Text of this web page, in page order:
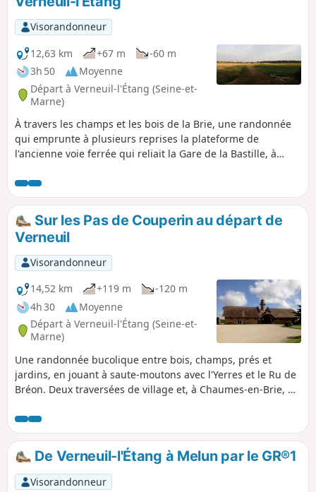
Visorandonneur
12,63 km
+67 m
-60 m
3h 50
Moyenne
Départ à Verneuil-l'Étang (Seine-et-
Marne)
À travers les champs et les bois de la Brie, une randonnée
qui emprunte à plusieurs reprises la plateforme de
l'ancienne voie ferrée qui reliait la Gare de la Bastille, à
Sur les Pas de Couperin au départ de
Verneuil
Visorandonneur
14,52 km
+119 m
-120 m
4h 30
Moyenne
Départ à Verneuil-l'Étang (Seine-et-
Marne)
Une randonnée bucolique entre bois, champs, prés et
jardins, en jouant à saute-moutons avec l'Yerres et le Ru de
Bréon. Deux traversées de village et, à Chaumes-en-Brie, un
qu'une ferme à l'architecture étonnante en plein cœur de la
Brie.
De Verneuil-l'Étang à Melun par le GR®1
Visorandonneur